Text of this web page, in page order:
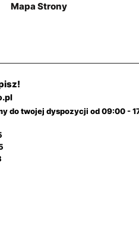
Mapa Strony
do twojej dyspozycji od 09:00 -